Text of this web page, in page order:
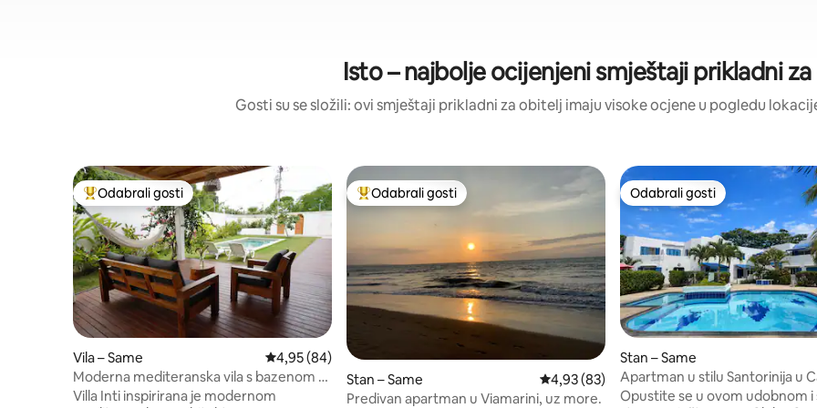
Isto – najbolje ocijenjeni smještaji prikladni
Gosti su se složili: ovi smještaji prikladni za obitelj imaju visoke ocjene u pogledu
Među najviše rangiranima s oznakom „Odabrali gosti”
Odabrali gosti
Vila – Same Prosječna ocjena: 4,95/5, recenzija: 84
4,95 (84)
Moderna mediteranska vila s bazenom u
Casablanci
Villa Inti inspirirana je modernom
Među najviše rangiranima s oznakom „Odabrali gosti”
Odabrali gosti
Stan – Same Prosječna ocjena: 4,93/5, recenzija: 83
4,93 (83)
Predivan apartman u Viamarini, uz more.
Odabrali gosti
Odabrali gosti
Stan – Same
Apartman u stilu Santorinija u
Blanca Same
Opustite se u ovom udobnom i